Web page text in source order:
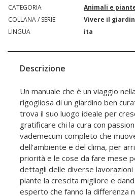
CATEGORIA
Animali e
COLLANA / SERIE
Vivere il
LINGUA
ita
Descrizione
Un manuale che è un viaggio
rigogliosa di un giardino ben
trova il suo luogo ideale per
gratificare chi la cura con
vademecum completo che
dell'ambiente e del clima, per
priorità e le cose da fare mese
dettagli delle diverse lavorazioni
piante la crescita migliore e
esperto che fanno la differenza